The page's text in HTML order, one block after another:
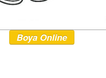
Boya Online